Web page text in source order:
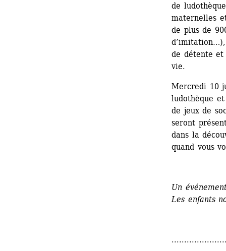
de
maternelles
de plus de
de détente
vie.
Mercredi 10
ludothèque
de jeux de
seront
dans la
quand vous
Un
Les enfants